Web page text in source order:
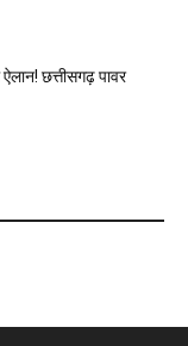
छत्तीसगढ़ पावर
रिकॉर्ड, SECL,
के बारे में
की टॉप- 10
कम, देखें 2026-
कंपनीवार नया